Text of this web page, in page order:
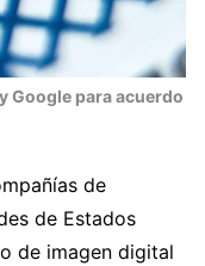
Google para acuerdo
de
de Estados
de imagen digital